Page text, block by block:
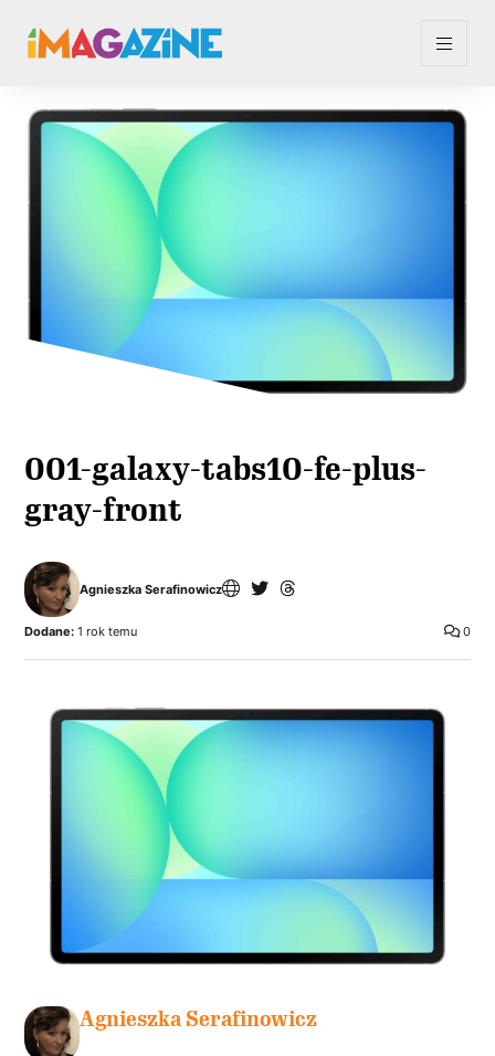
001-galaxy-tabs10-fe-plus-
gray-front
Agnieszka Serafinowicz
0
Dodane: 1 rok temu
Agnieszka Serafinowicz